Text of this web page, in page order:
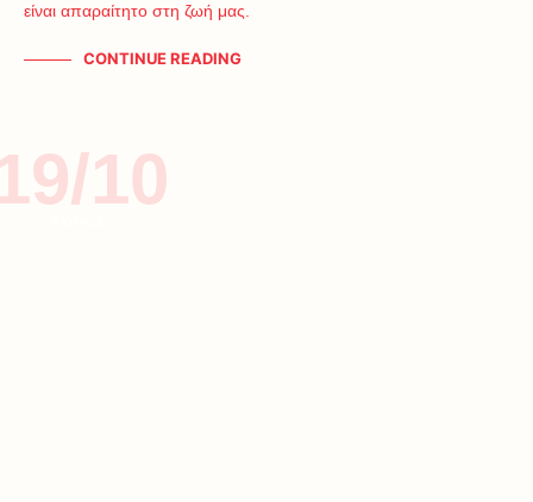
είναι απαραίτητο στη ζωή μας.
CONTINUE READING
10